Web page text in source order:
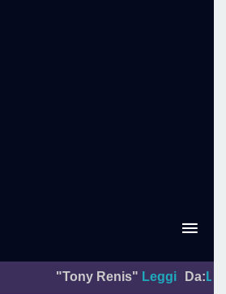
"Tony Renis" Leggi Da: La